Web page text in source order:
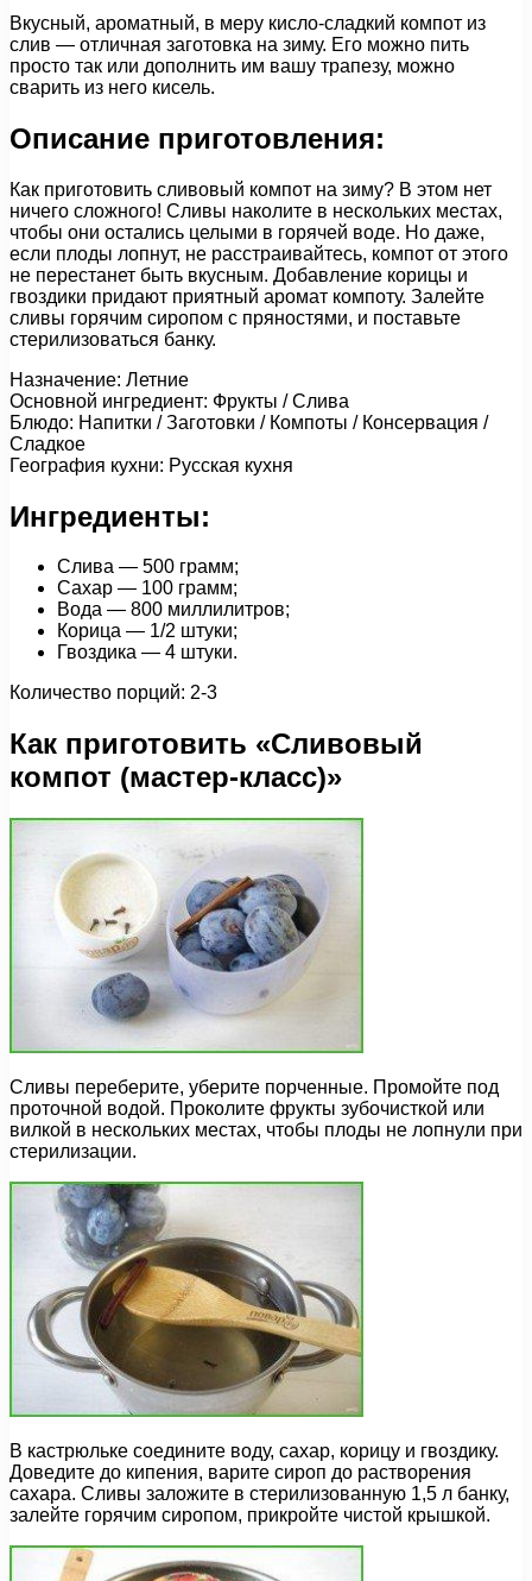
Вкусный, ароматный, в меру кисло-сладкий компот из
слив — отличная заготовка на зиму. Его можно пить
просто так или дополнить им вашу трапезу, можно
сварить из него кисель.
Описание приготовления:
Как приготовить сливовый компот на зиму? В этом нет
ничего сложного! Сливы наколите в нескольких местах,
чтобы они остались целыми в горячей воде. Но даже,
если плоды лопнут, не расстраивайтесь, компот от этого
не перестанет быть вкусным. Добавление корицы и
гвоздики придают приятный аромат компоту. Залейте
сливы горячим сиропом с пряностями, и поставьте
стерилизоваться банку.
Назначение: Летние
Основной ингредиент: Фрукты / Слива
Блюдо: Напитки / Заготовки / Компоты / Консервация /
Сладкое
География кухни: Русская кухня
Ингредиенты:
Слива — 500 грамм;
Сахар — 100 грамм;
Вода — 800 миллилитров;
Корица — 1/2 штуки;
Гвоздика — 4 штуки.
Количество порций: 2-3
Как приготовить «Сливовый
компот (мастер-класс)»
Сливы переберите, уберите порченные. Промойте под
проточной водой. Проколите фрукты зубочисткой или
вилкой в нескольких местах, чтобы плоды не лопнули при
стерилизации.
В кастрюльке соедините воду, сахар, корицу и гвоздику.
Доведите до кипения, варите сироп до растворения
сахара. Сливы заложите в стерилизованную 1,5 л банку,
залейте горячим сиропом, прикройте чистой крышкой.